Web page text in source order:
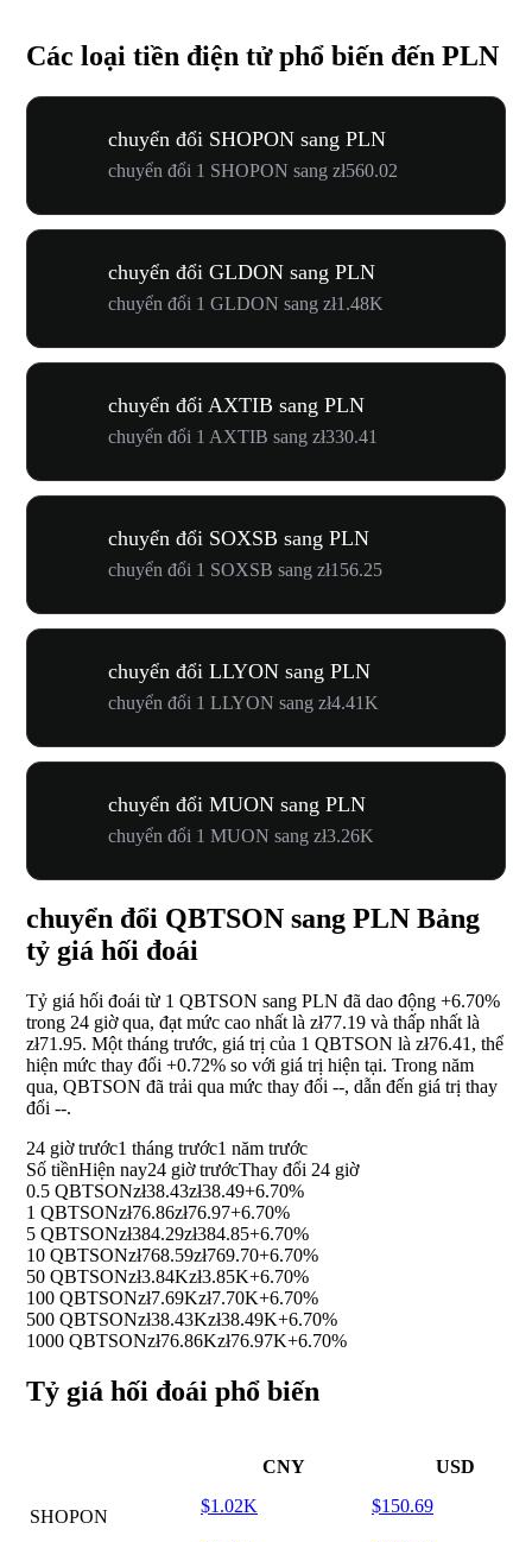
Các loại tiền điện tử phổ biến đến PLN
chuyển đổi SHOPON sang PLN
chuyển đổi 1 SHOPON sang zł560.02
chuyển đổi GLDON sang PLN
chuyển đổi 1 GLDON sang zł1.48K
chuyển đổi AXTIB sang PLN
chuyển đổi 1 AXTIB sang zł330.41
chuyển đổi SOXSB sang PLN
chuyển đổi 1 SOXSB sang zł156.25
chuyển đổi LLYON sang PLN
chuyển đổi 1 LLYON sang zł4.41K
chuyển đổi MUON sang PLN
chuyển đổi 1 MUON sang zł3.26K
chuyển đổi QBTSON sang PLN Bảng
tỷ giá hối đoái
Tỷ giá hối đoái từ 1 QBTSON sang PLN đã dao động +6.70%
trong 24 giờ qua, đạt mức cao nhất là zł77.19 và thấp nhất là
zł71.95. Một tháng trước, giá trị của 1 QBTSON là zł76.41, thể
hiện mức thay đổi +0.72% so với giá trị hiện tại. Trong năm
qua, QBTSON đã trải qua mức thay đổi --, dẫn đến giá trị thay
đổi --.
24 giờ trước1 tháng trước1 năm trước
Số tiềnHiện nay24 giờ trướcThay đổi 24 giờ
0.5 QBTSONzł38.43zł38.49+6.70%
1 QBTSONzł76.86zł76.97+6.70%
5 QBTSONzł384.29zł384.85+6.70%
10 QBTSONzł768.59zł769.70+6.70%
50 QBTSONzł3.84Kzł3.85K+6.70%
100 QBTSONzł7.69Kzł7.70K+6.70%
500 QBTSONzł38.43Kzł38.49K+6.70%
1000 QBTSONzł76.86Kzł76.97K+6.70%
Tỷ giá hối đoái phổ biến
CNY USD
SHOPON
$1.02K $150.69